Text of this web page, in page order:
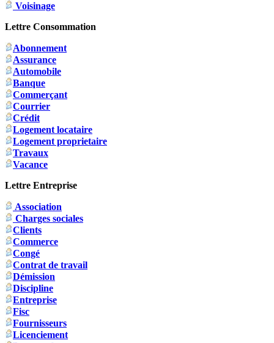
Voisinage
Lettre Consommation
Abonnement
Assurance
Automobile
Banque
Commerçant
Courrier
Crédit
Logement locataire
Logement proprietaire
Travaux
Vacance
Lettre Entreprise
Association
Charges sociales
Clients
Commerce
Congé
Contrat de travail
Démission
Discipline
Entreprise
Fisc
Fournisseurs
Licenciement